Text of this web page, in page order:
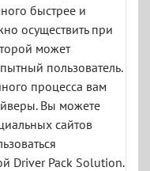
быстрее и
осуществить при
может
пользователь.
процесса вам
Вы можете
сайтов
Driver Pack Solution.